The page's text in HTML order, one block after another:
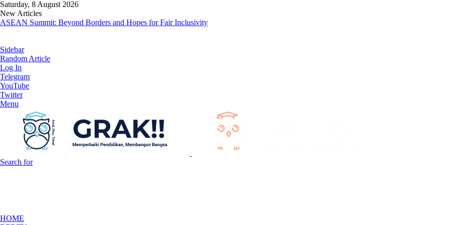
Saturday, 8 August 2026
New Articles
ASEAN Summit: Beyond Borders and Hopes for Fair Inclusivity
Sidebar
Random Article
Log In
Telegram
YouTube
Twitter
Menu
Search for
HOME